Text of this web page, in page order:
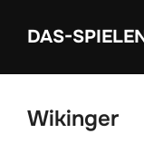
InhaltDAS-
Wikinger